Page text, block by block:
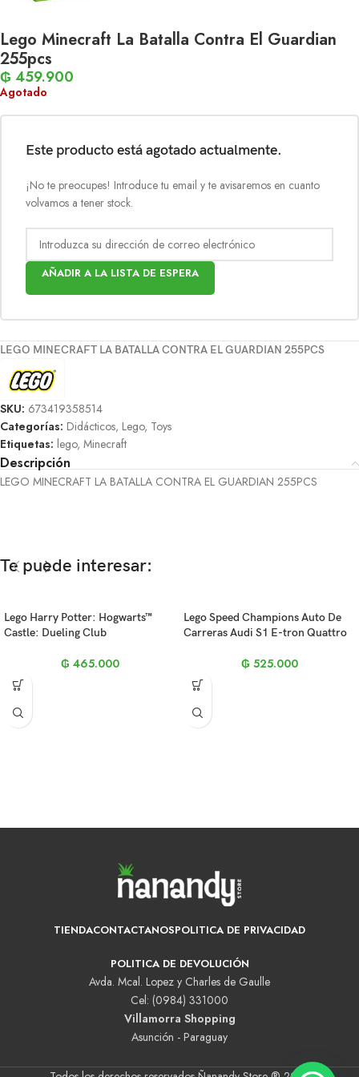
Lego Minecraft La Batalla Contra El Guardian
255pcs
₲ 459.900
Agotado
Este producto está agotado actualmente.
¡No te preocupes! Introduce tu email y te avisaremos en cuanto
volvamos a tener stock.
AÑADIR A LA LISTA DE ESPERA
LEGO MINECRAFT LA BATALLA CONTRA EL GUARDIAN 255PCS
SKU: 673419358514
Categorías: Didácticos, Lego, Toys
Etiquetas: lego, Minecraft
Descripción
LEGO MINECRAFT LA BATALLA CONTRA EL GUARDIAN 255PCS
Te puede interesar:
Lego Harry Potter: Hogwarts™
Castle: Dueling Club
₲ 465.000
Lego Speed Champions Auto De
Carreras Audi S1 E-tron Quattro
₲ 525.000
TIENDACONTACTANOSPOLITICA DE PRIVACIDAD
POLITICA DE DEVOLUCIÓN
Avda. Mcal. Lopez y Charles de Gaulle
Cel: (0984) 331000
Villamorra Shopping
Asunción - Paraguay